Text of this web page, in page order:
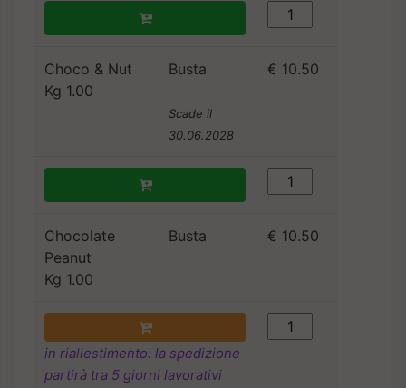
Choco & Nut
Kg 1.00
Busta
Scade il
30.06.2028
€ 10.50
Chocolate
Peanut
Kg 1.00
Busta € 10.50
in riallestimento: la spedizione
partirà tra 5 giorni lavorativi